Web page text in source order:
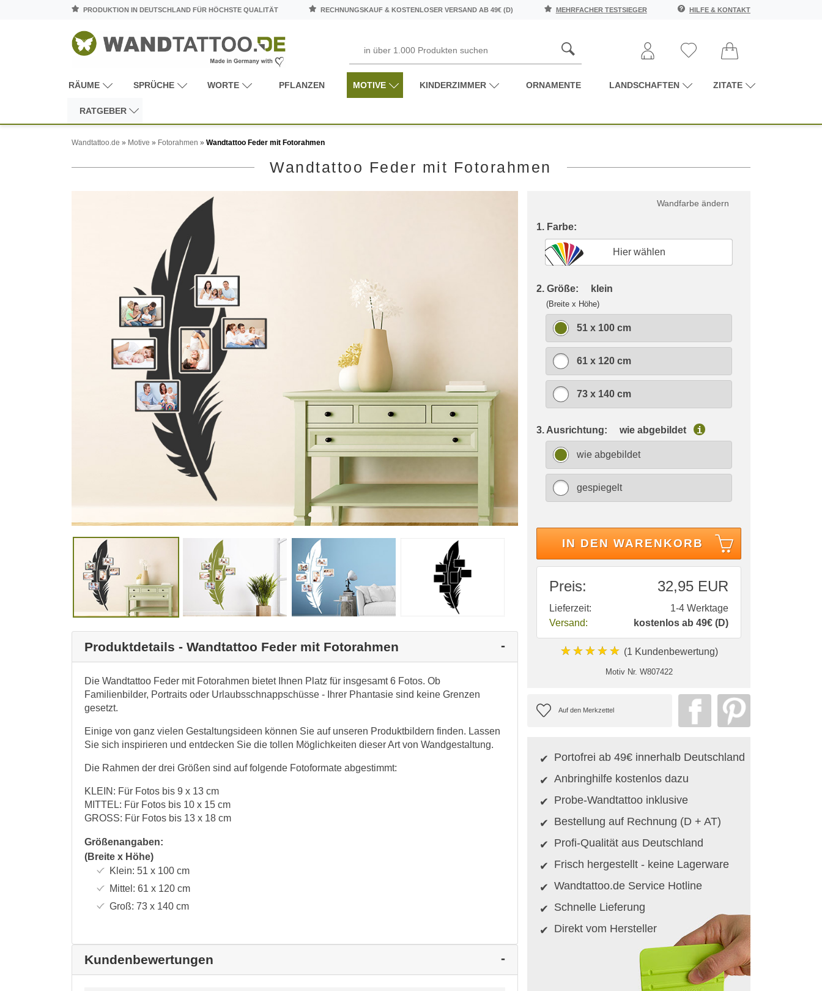
PRODUKTION IN DEUTSCHLAND FÜR HÖCHSTE QUALITÄT RECHNUNGSKAUF & KOSTENLOSER VERSAND AB 49€ (D) MEHRFACHER TESTSIEGER HILFE & KONTAKT
RÄUME SPRÜCHE WORTE PFLANZEN MOTIVE KINDERZIMMER ORNAMENTE LANDSCHAFTEN ZITATE
RATGEBER
Wandtattoo.de » Motive » Fotorahmen » Wandtattoo Feder mit Fotorahmen
Wandtattoo Feder mit Fotorahmen
Produktdetails - Wandtattoo Feder mit Fotorahmen
Die Wandtattoo Feder mit Fotorahmen bietet Ihnen Platz für insgesamt 6 Fotos. Ob
Familienbilder, Portraits oder Urlaubsschnappschüsse - Ihrer Phantasie sind keine Grenzen
gesetzt.
Einige von ganz vielen Gestaltungsideen können Sie auf unseren Produktbildern finden. Lassen
Sie sich inspirieren und entdecken Sie die tollen Möglichkeiten dieser Art von Wandgestaltung.
Die Rahmen der drei Größen sind auf folgende Fotoformate abgestimmt:
KLEIN: Für Fotos bis 9 x 13 cm
MITTEL: Für Fotos bis 10 x 15 cm
GROSS: Für Fotos bis 13 x 18 cm
Größenangaben:
(Breite x Höhe)
Klein: 51 x 100cm
Mittel: 61 x 120cm
Groß: 73 x 140cm
Kundenbewertungen
Wandfarbe ändern
1. Farbe:
Hier wählen
2. Größe: klein
(Breite x Höhe)
51 x 100 cm
61 x 120 cm
73 x 140 cm
3. Ausrichtung: wie abgebildet i
wie abgebildet
gespiegelt
IN DEN WARENKORB
Preis: 32,95 EUR
Lieferzeit:
1-4 Werktage
Versand:
kostenlos ab 49€ (D)
★★★★★ (1 Kundenbewertung)
Motiv Nr. W807422
Portofrei ab 49€ innerhalb Deutschland
Anbringhilfe kostenlos dazu
Probe-Wandtattoo inklusive
Bestellung auf Rechnung (D + AT)
Profi-Qualität aus Deutschland
Frisch hergestellt - keine Lagerware
Wandtattoo.de Service Hotline
Schnelle Lieferung
Direkt vom Hersteller